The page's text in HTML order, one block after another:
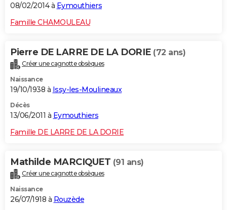
08/02/2014 à Eymouthiers
Famille CHAMOULEAU
Pierre DE LARRE DE LA DORIE (72 ans)
Créer une cagnotte obsèques
Naissance
19/10/1938 à Issy-les-Moulineaux
Décès
13/06/2011 à Eymouthiers
Famille DE LARRE DE LA DORIE
Mathilde MARCIQUET (91 ans)
Créer une cagnotte obsèques
Naissance
26/07/1918 à Rouzède